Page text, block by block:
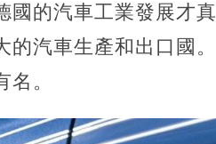
國的汽車工業發展才真
汽車生產和出口國。
。